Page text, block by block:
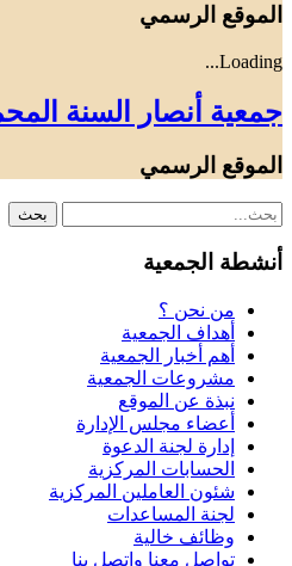
الموقع الرسمي
Loading...
جمعية أنصار السنة
الموقع الرسمي
أنشطة الجمعية
من نحن ؟
أهداف الجمعية
أهم أخبار الجمعية
مشروعات الجمعية
نبذة عن الموقع
أعضاء مجلس الإدارة
إدارة لجنة الدعوة
الحسابات المركزية
شئون العاملين المركزية
لجنة المساعدات
وظائف خالية
تواصل معنا واتصل بنا